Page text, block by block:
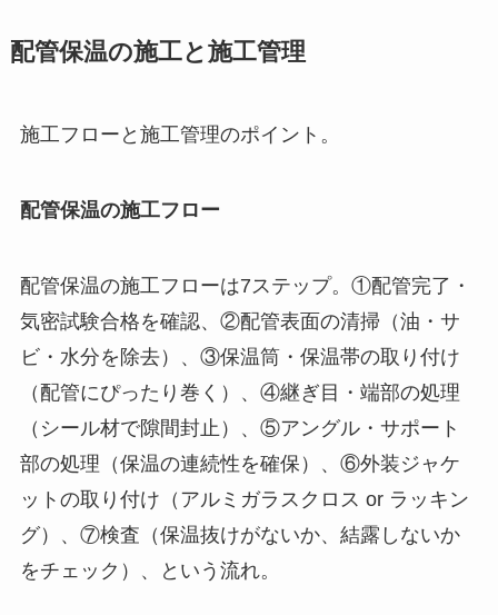
配管保温の施工と施工管理
施工フローと施工管理のポイント。
配管保温の施工フロー
配管保温の施工フローは7ステップ。①配管完了・
気密試験合格を確認、②配管表面の清掃（油・サ
ビ・水分を除去）、③保温筒・保温帯の取り付け
（配管にぴったり巻く）、④継ぎ目・端部の処理
（シール材で隙間封止）、⑤アングル・サポート
部の処理（保温の連続性を確保）、⑥外装ジャケ
ットの取り付け（アルミガラスクロス or ラッキン
グ）、⑦検査（保温抜けがないか、結露しないか
をチェック）、という流れ。